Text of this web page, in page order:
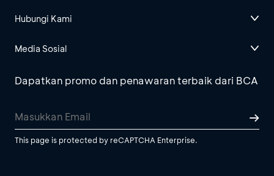
Hubungi Kami
Media Sosial
Dapatkan promo dan penawaran terbaik dari BCA
This page is protected by reCAPTCHA Enterprise.